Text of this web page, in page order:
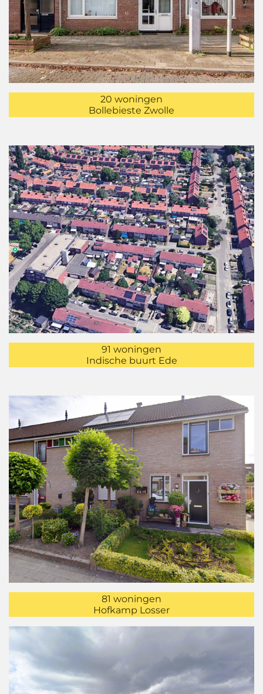
20 woningen
Bollebieste Zwolle
91 woningen
Indische buurt Ede
81 woningen
Hofkamp Losser